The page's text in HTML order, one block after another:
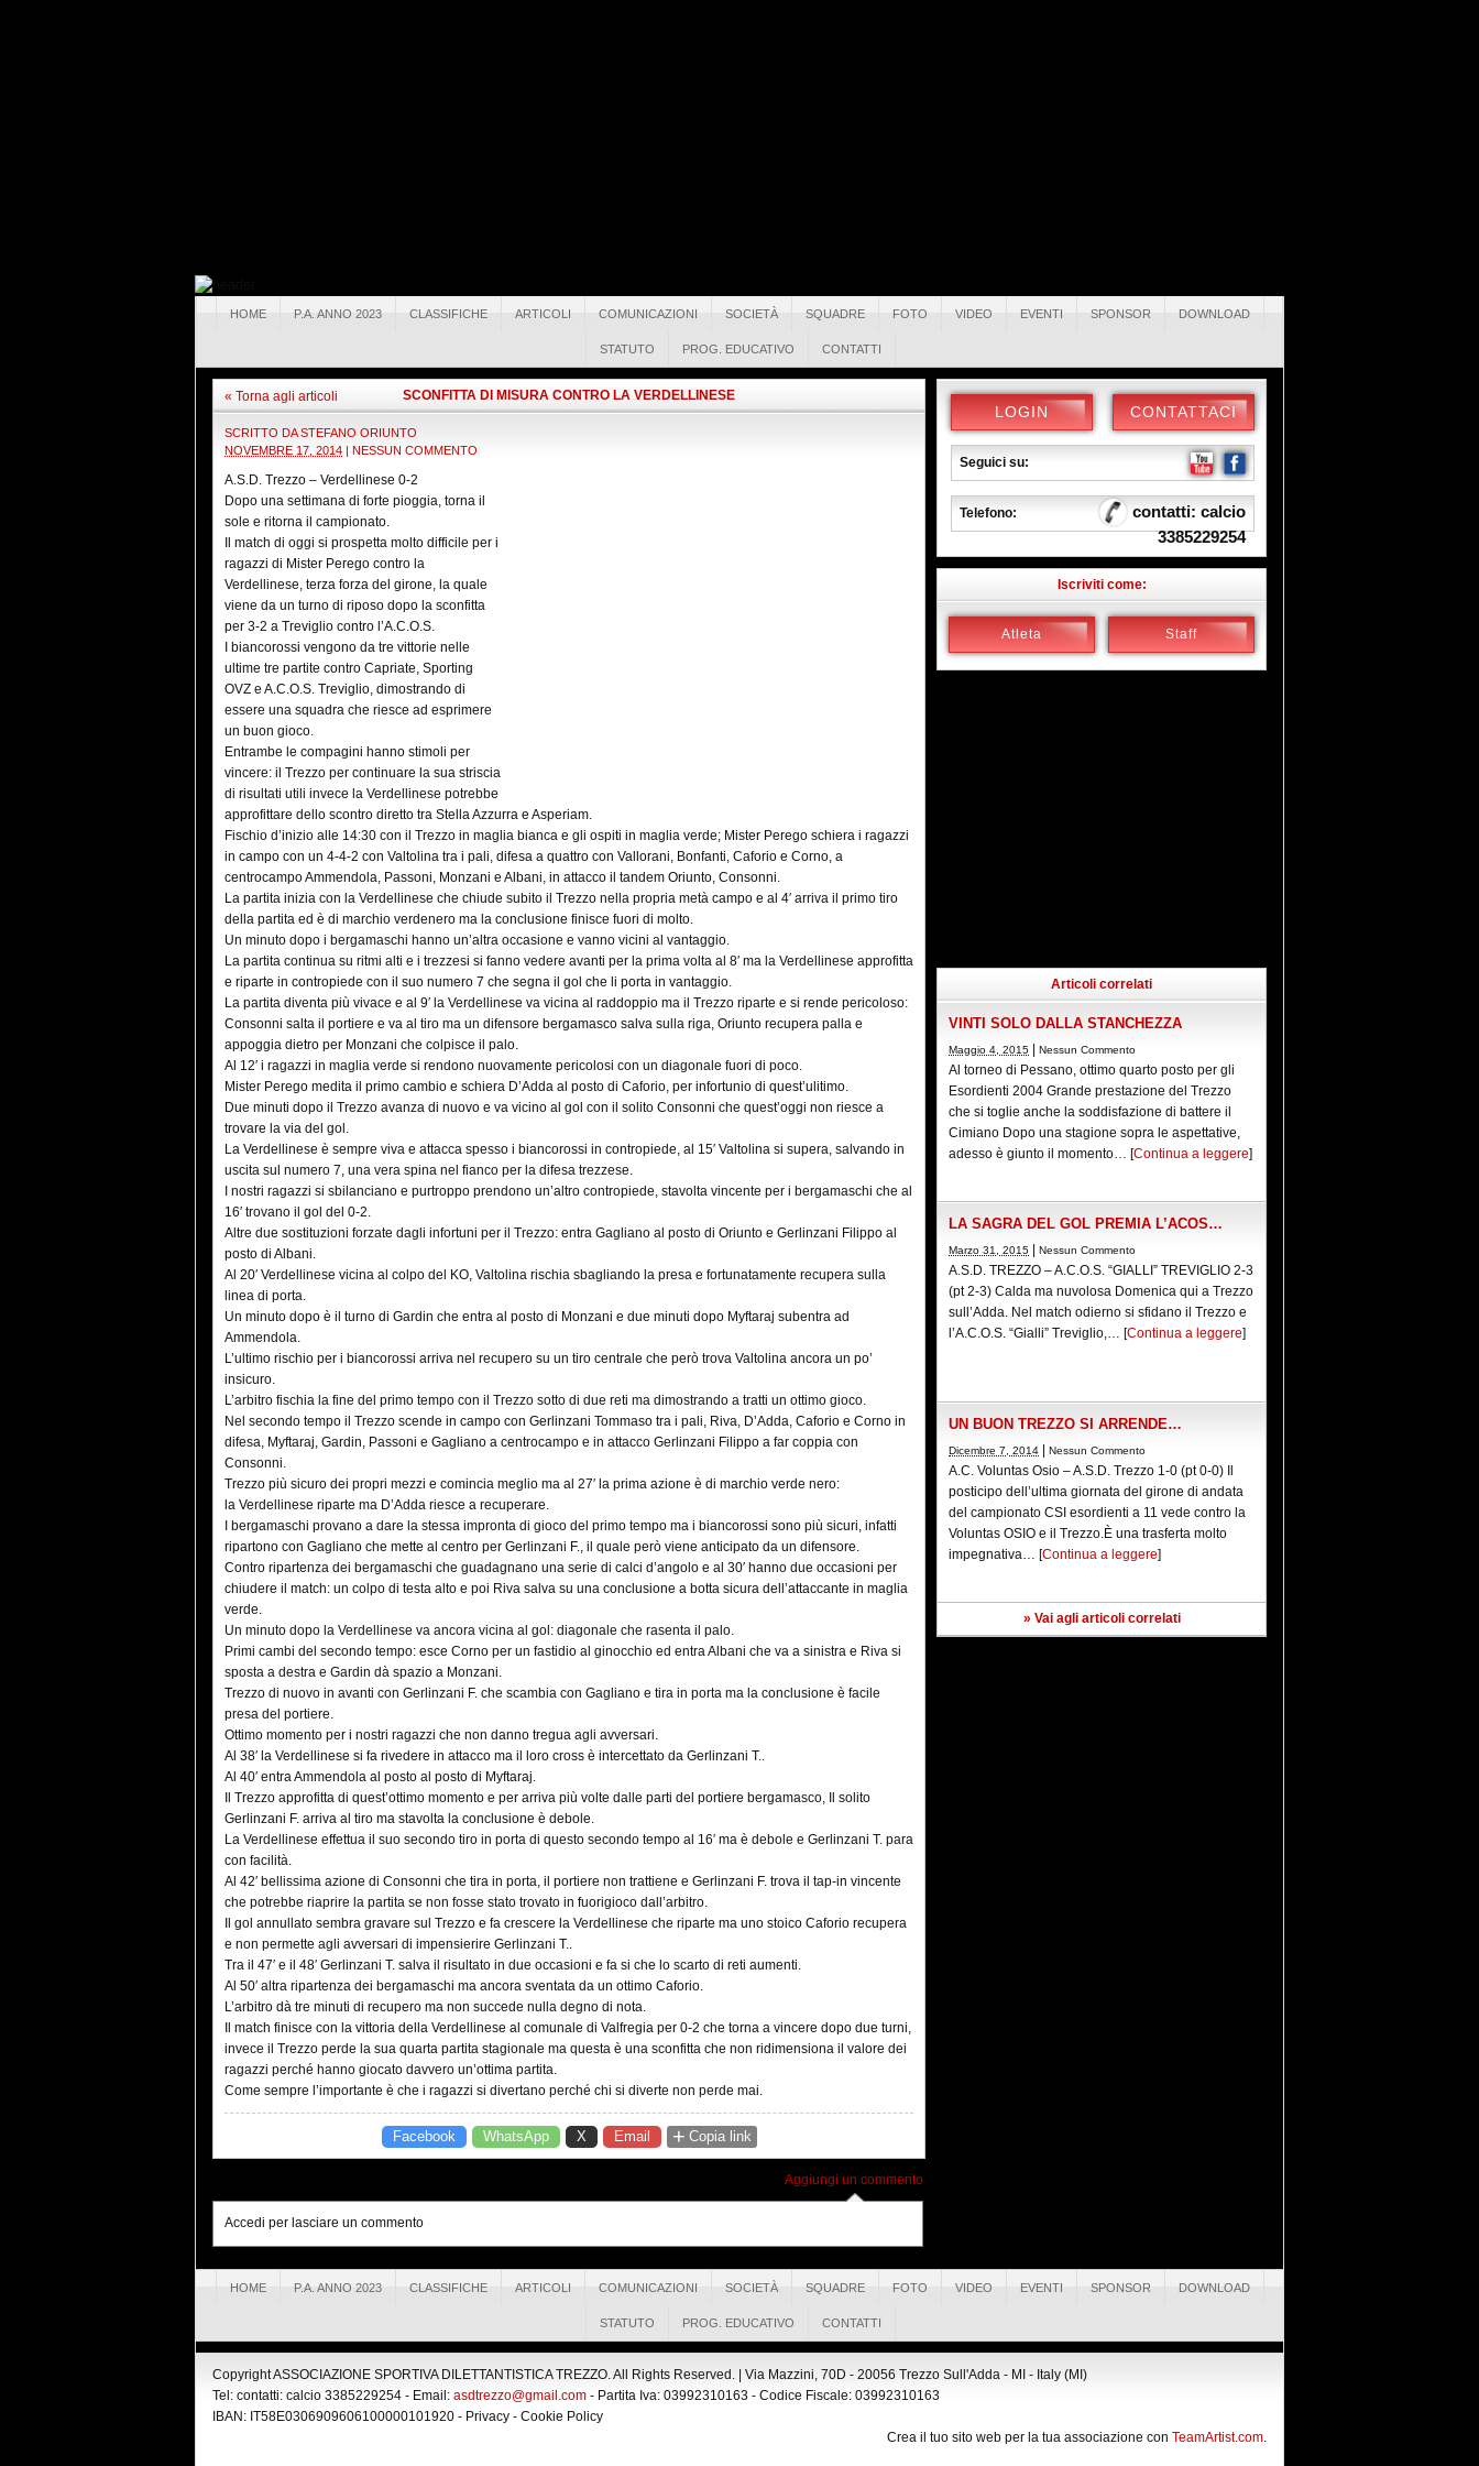
HOME P.A. ANNO 2023 CLASSIFICHE ARTICOLI COMUNICAZIONI SOCIETÀ SQUADRE FOTO VIDEO EVENTI SPONSOR DOWNLOAD
STATUTO PROG. EDUCATIVO CONTATTI
« Torna agli articoli SCONFITTA DI MISURA CONTRO LA VERDELLINESE
SCRITTO DASTEFANO ORIUNTO
NOVEMBRE 17, 2014 | NESSUN COMMENTO
A.S.D. Trezzo – Verdellinese 0-2
Dopo una settimana di forte pioggia, torna il
sole e ritorna il campionato.
Il match di oggi si prospetta molto difficile per i
ragazzi di Mister Perego contro la
Verdellinese, terza forza del girone, la quale
viene da un turno di riposo dopo la sconfitta
per 3-2 a Treviglio contro l’A.C.O.S.
I biancorossi vengono da tre vittorie nelle
ultime tre partite contro Capriate, Sporting
OVZ e A.C.O.S. Treviglio, dimostrando di
essere una squadra che riesce ad esprimere
un buon gioco.
Entrambe le compagini hanno stimoli per
vincere: il Trezzo per continuare la sua striscia
di risultati utili invece la Verdellinese potrebbe
approfittare dello scontro diretto tra Stella Azzurra e Asperiam.
Fischio d’inizio alle 14:30 con il Trezzo in maglia bianca e gli ospiti in maglia verde; Mister Perego schiera i ragazzi
in campo con un 4-4-2 con Valtolina tra i pali, difesa a quattro con Vallorani, Bonfanti, Caforio e Corno, a
centrocampo Ammendola, Passoni, Monzani e Albani, in attacco il tandem Oriunto, Consonni.
La partita inizia con la Verdellinese che chiude subito il Trezzo nella propria metà campo e al 4′ arriva il primo tiro
della partita ed è di marchio verdenero ma la conclusione finisce fuori di molto.
Un minuto dopo i bergamaschi hanno un’altra occasione e vanno vicini al vantaggio.
La partita continua su ritmi alti e i trezzesi si fanno vedere avanti per la prima volta al 8′ ma la Verdellinese approfitta
e riparte in contropiede con il suo numero 7 che segna il gol che li porta in vantaggio.
La partita diventa più vivace e al 9′ la Verdellinese va vicina al raddoppio ma il Trezzo riparte e si rende pericoloso:
Consonni salta il portiere e va al tiro ma un difensore bergamasco salva sulla riga, Oriunto recupera palla e
appoggia dietro per Monzani che colpisce il palo.
Al 12′ i ragazzi in maglia verde si rendono nuovamente pericolosi con un diagonale fuori di poco.
Mister Perego medita il primo cambio e schiera D’Adda al posto di Caforio, per infortunio di quest’ulitimo.
Due minuti dopo il Trezzo avanza di nuovo e va vicino al gol con il solito Consonni che quest’oggi non riesce a
trovare la via del gol.
La Verdellinese è sempre viva e attacca spesso i biancorossi in contropiede, al 15′ Valtolina si supera, salvando in
uscita sul numero 7, una vera spina nel fianco per la difesa trezzese.
I nostri ragazzi si sbilanciano e purtroppo prendono un’altro contropiede, stavolta vincente per i bergamaschi che al
16′ trovano il gol del 0-2.
Altre due sostituzioni forzate dagli infortuni per il Trezzo: entra Gagliano al posto di Oriunto e Gerlinzani Filippo al
posto di Albani.
Al 20′ Verdellinese vicina al colpo del KO, Valtolina rischia sbagliando la presa e fortunatamente recupera sulla
linea di porta.
Un minuto dopo è il turno di Gardin che entra al posto di Monzani e due minuti dopo Myftaraj subentra ad
Ammendola.
L’ultimo rischio per i biancorossi arriva nel recupero su un tiro centrale che però trova Valtolina ancora un po’
insicuro.
L’arbitro fischia la fine del primo tempo con il Trezzo sotto di due reti ma dimostrando a tratti un ottimo gioco.
Nel secondo tempo il Trezzo scende in campo con Gerlinzani Tommaso tra i pali, Riva, D’Adda, Caforio e Corno in
difesa, Myftaraj, Gardin, Passoni e Gagliano a centrocampo e in attacco Gerlinzani Filippo a far coppia con
Consonni.
Trezzo più sicuro dei propri mezzi e comincia meglio ma al 27′ la prima azione è di marchio verde nero:
la Verdellinese riparte ma D’Adda riesce a recuperare.
I bergamaschi provano a dare la stessa impronta di gioco del primo tempo ma i biancorossi sono più sicuri, infatti
ripartono con Gagliano che mette al centro per Gerlinzani F., il quale però viene anticipato da un difensore.
Contro ripartenza dei bergamaschi che guadagnano una serie di calci d’angolo e al 30′ hanno due occasioni per
chiudere il match: un colpo di testa alto e poi Riva salva su una conclusione a botta sicura dell’attaccante in maglia
verde.
Un minuto dopo la Verdellinese va ancora vicina al gol: diagonale che rasenta il palo.
Primi cambi del secondo tempo: esce Corno per un fastidio al ginocchio ed entra Albani che va a sinistra e Riva si
sposta a destra e Gardin dà spazio a Monzani.
Trezzo di nuovo in avanti con Gerlinzani F. che scambia con Gagliano e tira in porta ma la conclusione è facile
presa del portiere.
Ottimo momento per i nostri ragazzi che non danno tregua agli avversari.
Al 38′ la Verdellinese si fa rivedere in attacco ma il loro cross è intercettato da Gerlinzani T..
Al 40′ entra Ammendola al posto al posto di Myftaraj.
Il Trezzo approfitta di quest’ottimo momento e per arriva più volte dalle parti del portiere bergamasco, Il solito
Gerlinzani F. arriva al tiro ma stavolta la conclusione è debole.
La Verdellinese effettua il suo secondo tiro in porta di questo secondo tempo al 16′ ma è debole e Gerlinzani T. para
con facilità.
Al 42′ bellissima azione di Consonni che tira in porta, il portiere non trattiene e Gerlinzani F. trova il tap-in vincente
che potrebbe riaprire la partita se non fosse stato trovato in fuorigioco dall’arbitro.
Il gol annullato sembra gravare sul Trezzo e fa crescere la Verdellinese che riparte ma uno stoico Caforio recupera
e non permette agli avversari di impensierire Gerlinzani T..
Tra il 47′ e il 48′ Gerlinzani T. salva il risultato in due occasioni e fa si che lo scarto di reti aumenti.
Al 50′ altra ripartenza dei bergamaschi ma ancora sventata da un ottimo Caforio.
L’arbitro dà tre minuti di recupero ma non succede nulla degno di nota.
Il match finisce con la vittoria della Verdellinese al comunale di Valfregia per 0-2 che torna a vincere dopo due turni,
invece il Trezzo perde la sua quarta partita stagionale ma questa è una sconfitta che non ridimensiona il valore dei
ragazzi perché hanno giocato davvero un’ottima partita.
Come sempre l’importante è che i ragazzi si divertano perché chi si diverte non perde mai.
Facebook WhatsApp X Email + Copia link
Aggiungi un commento
Accedi per lasciare un commento
LOGIN CONTATTACI
Seguici su:
Telefono:
contatti: calcio
3385229254
Iscriviti come:
Atleta Staff
Articoli correlati
VINTI SOLO DALLA STANCHEZZA
Maggio 4, 2015 Nessun Commento
Al torneo di Pessano, ottimo quarto posto per gli
Esordienti 2004 Grande prestazione del Trezzo
che si toglie anche la soddisfazione di battere il
Cimiano Dopo una stagione sopra le aspettative,
adesso è giunto il momento… [Continua a leggere]
LA SAGRA DEL GOL PREMIA L’ACOS…
Marzo 31, 2015 Nessun Commento
A.S.D. TREZZO – A.C.O.S. “GIALLI” TREVIGLIO 2-3
(pt 2-3) Calda ma nuvolosa Domenica qui a Trezzo
sull’Adda. Nel match odierno si sfidano il Trezzo e
l’A.C.O.S. “Gialli” Treviglio,… [Continua a leggere]
UN BUON TREZZO SI ARRENDE…
Dicembre 7, 2014 Nessun Commento
A.C. Voluntas Osio – A.S.D. Trezzo 1-0 (pt 0-0) Il
posticipo dell’ultima giornata del girone di andata
del campionato CSI esordienti a 11 vede contro la
Voluntas OSIO e il Trezzo.È una trasferta molto
impegnativa… [Continua a leggere]
» Vai agli articoli correlati
HOME P.A. ANNO 2023 CLASSIFICHE ARTICOLI COMUNICAZIONI SOCIETÀ SQUADRE FOTO VIDEO EVENTI SPONSOR DOWNLOAD
STATUTO PROG. EDUCATIVO CONTATTI
Copyright ASSOCIAZIONE SPORTIVA DILETTANTISTICA TREZZO. All Rights Reserved. | Via Mazzini, 70D - 20056 Trezzo Sull'Adda - MI - Italy (MI)
Tel: contatti: calcio 3385229254 - Email: asdtrezzo@gmail.com - Partita Iva: 03992310163 - Codice Fiscale: 03992310163
IBAN: IT58E0306909606100000101920 - Privacy - Cookie Policy
Crea il tuo sito web per la tua associazione con TeamArtist.com.